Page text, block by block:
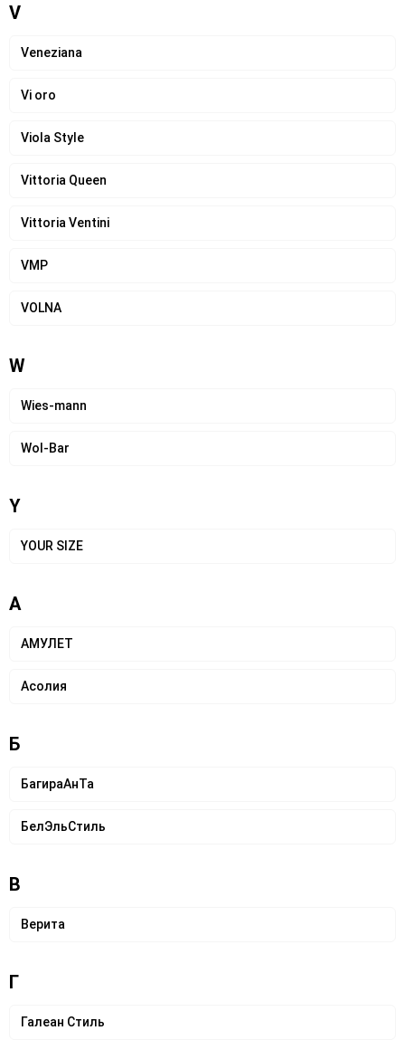
V
Veneziana
Vi oro
Viola Style
Vittoria Queen
Vittoria Ventini
VMP
VOLNA
W
Wies-mann
Wol-Bar
Y
YOUR SIZE
А
АМУЛЕТ
Асолия
Б
БагираАнТа
БелЭльСтиль
В
Верита
Г
Галеан Cтиль